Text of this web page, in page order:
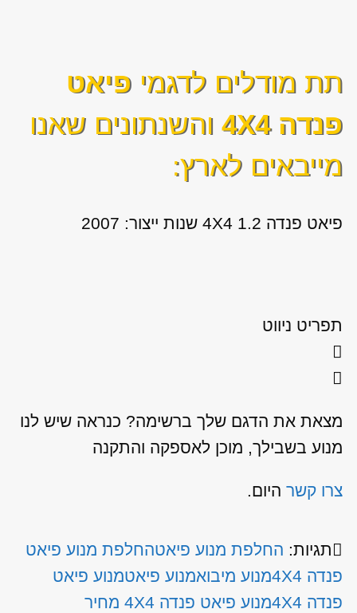
תת מודלים לדגמי פיאט
פנדה 4X4
והשנתונים שאנו
מייבאים לארץ:
פיאט פנדה 4X4 1.2 שנות ייצור: 2007
תפריט ניווט
מצאת את הדגם שלך ברשימה? כנראה שיש לנו
מנוע בשבילך, מוכן לאספקה והתקנה
צרו קשרהיום.
תגיות: החלפת מנוע פיאטהחלפת מנוע פיאט
פנדה 4X4
מנוע מיבואמנוע פיאטמנוע פיאט
פנדה 4X4
מנוע פיאט פנדה 4X4 מחיר